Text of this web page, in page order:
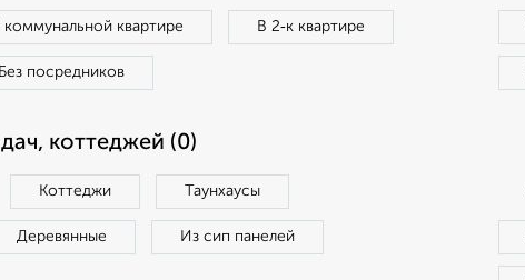
коммунальной квартире В 2‑к квартире
Без посредников
коттеджей (0)
Коттеджи Таунхаусы
Деревянные Из сип панелей